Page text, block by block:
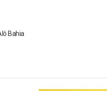
Bahia